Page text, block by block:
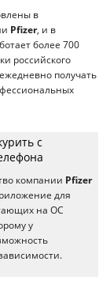
в
Pfizer, и в
более 700
российского
получать
с
компании Pfizer
для
на ОС
у